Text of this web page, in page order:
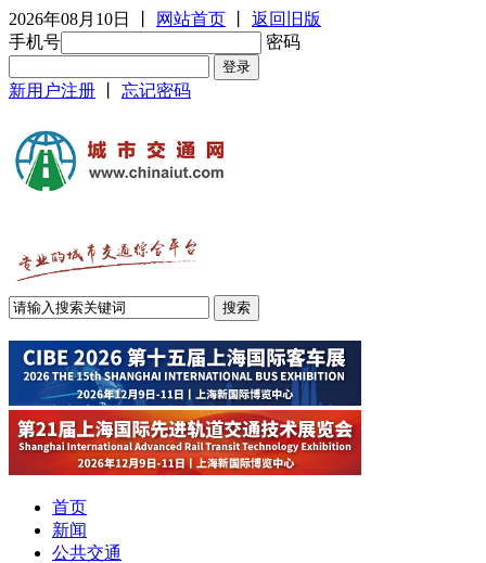
2026年08月10日 网站首页
返回旧版
手机号
密码
新用户注册 忘记密码
首页
新闻
公共交通